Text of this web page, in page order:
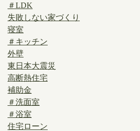
＃LDK
失敗しない家づくり
寝室
＃キッチン
外壁
東日本大震災
高断熱住宅
補助金
＃洗面室
＃浴室
住宅ローン